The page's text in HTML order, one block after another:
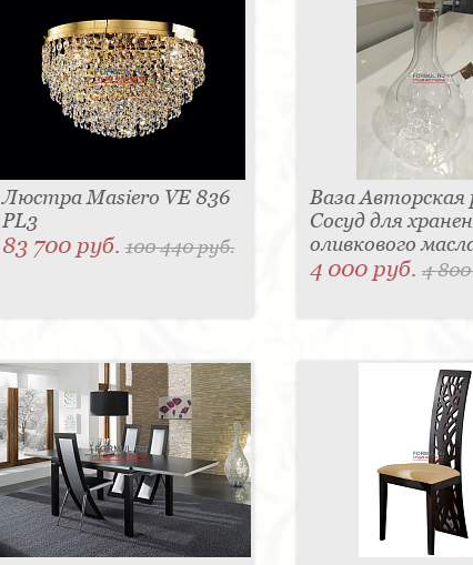
Люстра Masiero VE 836
PL3
83 700 руб.100 440 руб.
Ваза Авторская
Сосуд для
оливкового
4 000 руб. 4